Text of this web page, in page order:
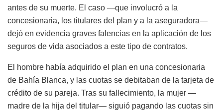
antes de su muerte. El caso —que involucró a la
concesionaria, los titulares del plan y a la aseguradora—
dejó en evidencia graves falencias en la aplicación de los
seguros de vida asociados a este tipo de contratos.
El hombre había adquirido el plan en una concesionaria
de Bahía Blanca, y las cuotas se debitaban de la tarjeta de
crédito de su pareja. Tras su fallecimiento, la mujer —
madre de la hija del titular— siguió pagando las cuotas sin